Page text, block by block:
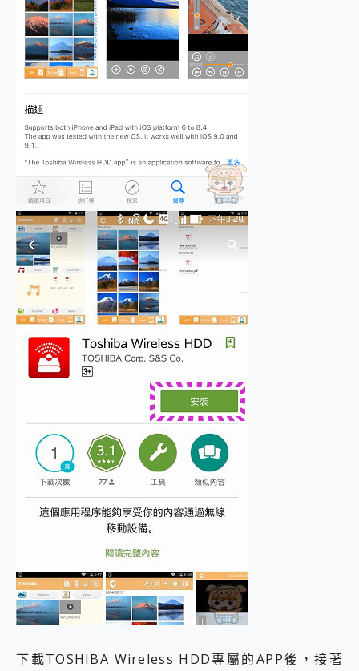
下載TOSHIBA Wireless HDD專屬的APP後，接著